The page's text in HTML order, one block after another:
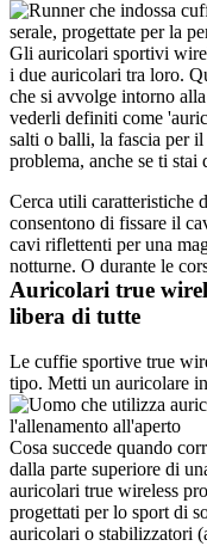
Gli auricolari sportivi
i due auricolari tra loro.
che si avvolge intorno
vederli definiti come
salti o balli, la fascia per
problema, anche se ti stai
Cerca utili caratteristiche
consentono di fissare il
cavi riflettenti per una
notturne. O durante le
Auricolari true
libera di tutte
Le cuffie sportive true
tipo. Metti un auricolare
Cosa succede quando
dalla parte superiore di
auricolari true wireless
progettati per lo sport di
auricolari o stabilizzatori